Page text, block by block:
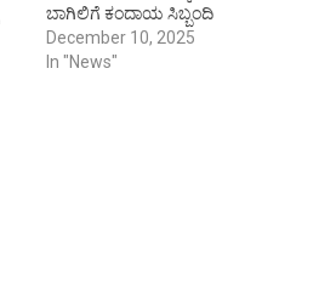
ಬಾಗಿಲಿಗೆ ಕಂದಾಯ ಸಿಬ್ಬಂದಿ
December 10, 2025
In "News"